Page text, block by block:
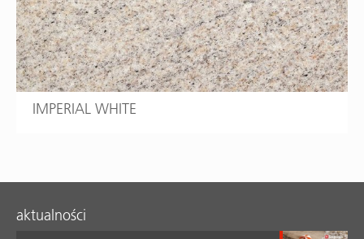
IMPERIAL WHITE
aktualności